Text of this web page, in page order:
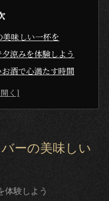
味しい一杯を
涼みを体験しよう
酒で心満たす時間
夏のバーの魅力
湖町のバー選び
選びのポイントとは
るバーの見極め方
選び方を解説
ーの美味しい
体験しよう